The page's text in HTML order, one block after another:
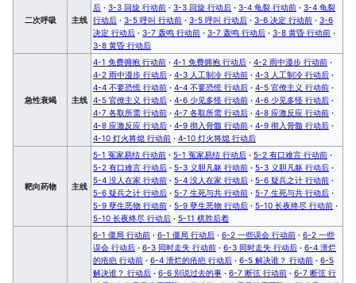
二次呼吸 主线
后 · 3-3 回旋 行动前 · 3-3 回旋 行动后 · 3-4 龟裂 行动前 · 3-4 龟裂
行动后 · 3-5 呼叫 行动前 · 3-5 呼叫 行动后 · 3-6 决定 行动前 · 3-6
决定 行动后 · 3-7 轰鸣 行动前 · 3-7 轰鸣 行动后 · 3-8 黄昏 行动前 ·
3-8 黄昏 行动后
急性衰竭 主线
4-1 免费拥抱 行动前 · 4-1 免费拥抱 行动后 · 4-2 雨中漫步 行动前 ·
4-2 雨中漫步 行动后 · 4-3 人工制冷 行动前 · 4-3 人工制冷 行动后 ·
4-4 不要恐慌 行动前 · 4-4 不要恐慌 行动后 · 4-5 官僚主义 行动前 ·
4-5 官僚主义 行动后 · 4-6 少见多怪 行动前 · 4-6 少见多怪 行动后 ·
4-7 各取所需 行动前 · 4-7 各取所需 行动后 · 4-8 应激反应 行动前 ·
4-8 应激反应 行动后 · 4-9 彻入骨髓 行动前 · 4-9 彻入骨髓 行动后 ·
4-10 灯火将熄 行动前 · 4-10 灯火将熄 行动后
靶向药物 主线
5-1 冤家易结 行动前 · 5-1 冤家易结 行动后 · 5-2 有口难言 行动前 ·
5-2 有口难言 行动后 · 5-3 义胆凡躯 行动前 · 5-3 义胆凡躯 行动后 ·
5-4 没人在家 行动前 · 5-4 没人在家 行动后 · 5-6 疑兵之计 行动前 ·
5-6 疑兵之计 行动后 · 5-7 生死与共 行动前 · 5-7 生死与共 行动后 ·
5-9 孽生恶物 行动前 · 5-9 孽生恶物 行动后 · 5-10 长夜终尽 行动前 ·
5-10 长夜终尽 行动后 · 5-11 棋胜后着
6-1 僵局 行动前 · 6-1 僵局 行动后 · 6-2 一些误会 行动前 · 6-2 一些
误会 行动后 · 6-3 同时走失 行动前 · 6-3 同时走失 行动后 · 6-4 溃烂
的疮疤 行动前 · 6-4 溃烂的疮疤 行动后 · 6-5 解决谁？ 行动前 · 6-5
解决谁？ 行动后 · 6-6 别说过去的事 · 6-7 断弦 行动前 · 6-7 断弦 行